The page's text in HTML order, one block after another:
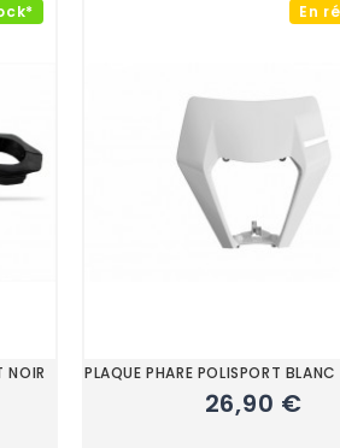
NOIR
En
PLAQUE PHARE POLISPORT
26,90 €